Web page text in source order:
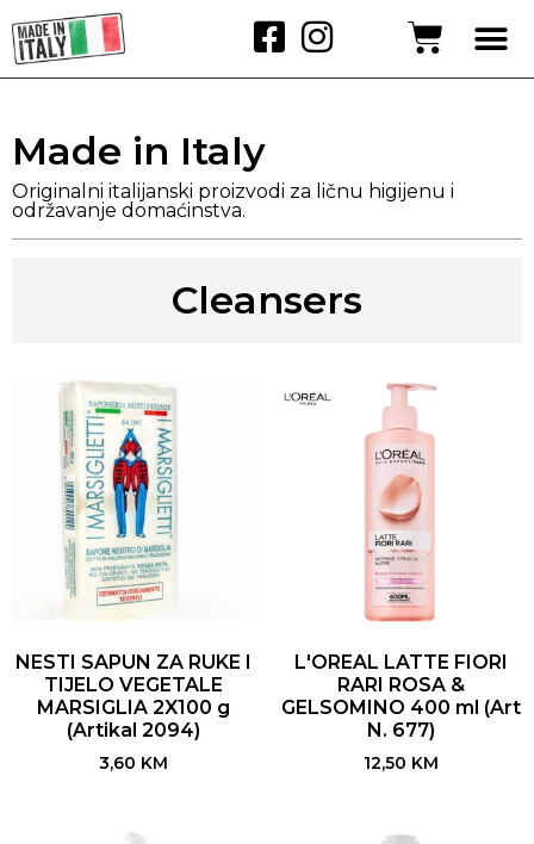
Made in Italy
Originalni italijanski proizvodi za ličnu higijenu i
održavanje domaćinstva.
Cleansers
NESTI SAPUN ZA RUKE I
TIJELO VEGETALE
MARSIGLIA 2X100 g
(Artikal 2094)
3,60 KM
L'OREAL LATTE FIORI
RARI ROSA &
GELSOMINO 400 ml (Art
N. 677)
12,50 KM